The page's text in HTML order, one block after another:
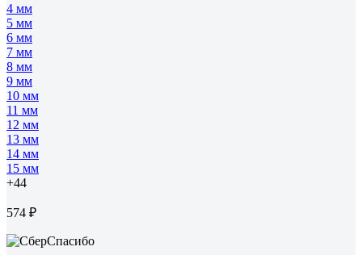
4 мм
5 мм
6 мм
7 мм
8 мм
9 мм
10 мм
11 мм
12 мм
13 мм
14 мм
15 мм
+44
574 ₽